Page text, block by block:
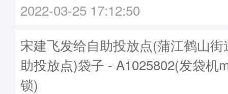
2022-03-25 17:12:50
宋建飞发给自助投放点(蒲江鹤山
助投放点)袋子 - A1025802(发袋机
锁)